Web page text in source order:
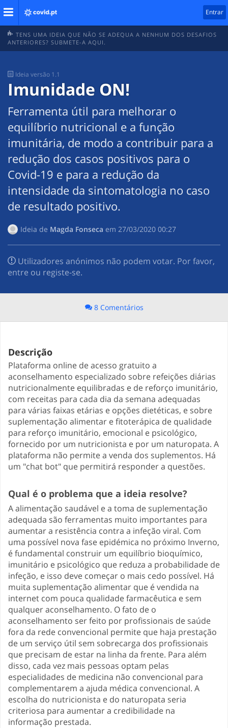
Entrar
TENS UMA IDEIA QUE NÃO SE ADEQUA A NENHUM DOS DESAFIOS
ANTERIORES? SUBMETE-A AQUI.
Ideia versão 1.1
Imunidade ON!
Ferramenta útil para melhorar o
equilíbrio nutricional e a função
imunitária, de modo a contribuir para a
redução dos casos positivos para o
Covid-19 e para a redução da
intensidade da sintomatologia no caso
de resultado positivo.
Ideia de Magda Fonseca em ‎27/03/2020 00:27
Utilizadores anónimos não podem votar. Por favor,
entre ou registe-se.
8 Comentários
Descrição
Plataforma online de acesso gratuito a
aconselhamento especializado sobre refeições diárias
nutricionalmente equilibradas e de reforço imunitário,
com receitas para cada dia da semana adequadas
para várias faixas etárias e opções dietéticas, e sobre
suplementação alimentar e fitoterápica de qualidade
para reforço imunitário, emocional e psicológico,
fornecido por um nutricionista e por um naturopata. A
plataforma não permite a venda dos suplementos. Há
um "chat bot" que permitirá responder a questões.
Qual é o problema que a ideia resolve?
A alimentação saudável e a toma de suplementação
adequada são ferramentas muito importantes para
aumentar a resistência contra a infeção viral. Com
uma possível nova fase epidémica no próximo Inverno,
é fundamental construir um equilíbrio bioquímico,
imunitário e psicológico que reduza a probabilidade de
infeção, e isso deve começar o mais cedo possível. Há
muita suplementação alimentar que é vendida na
internet com pouca qualidade farmacêutica e sem
qualquer aconselhamento. O fato de o
aconselhamento ser feito por profissionais de saúde
fora da rede convencional permite que haja prestação
de um serviço útil sem sobrecarga dos profissionais
que precisam de estar na linha da frente. Para além
disso, cada vez mais pessoas optam pelas
especialidades de medicina não convencional para
complementarem a ajuda médica convencional. A
escolha do nutricionista e do naturopata seria
criteriosa para aumentar a credibilidade na
informação prestada.